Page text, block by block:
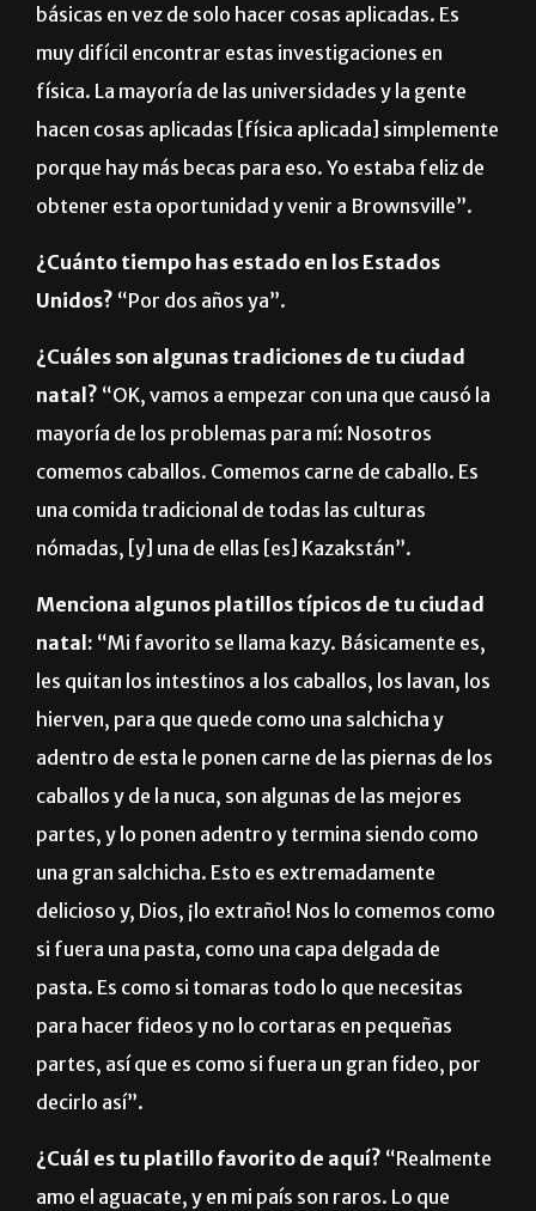
básicas en vez de solo hacer cosas aplicadas. Es
muy difícil encontrar estas investigaciones en
física. La mayoría de las universidades y la gente
hacen cosas aplicadas [física aplicada] simplemente
porque hay más becas para eso. Yo estaba feliz de
obtener esta oportunidad y venir a Brownsville”.
¿Cuánto tiempo has estado en los Estados
Unidos? “Por dos años ya”.
¿Cuáles son algunas tradiciones de tu ciudad
natal? “OK, vamos a empezar con una que causó la
mayoría de los problemas para mí: Nosotros
comemos caballos. Comemos carne de caballo. Es
una comida tradicional de todas las culturas
nómadas, [y] una de ellas [es] Kazakstán”.
Menciona algunos platillos típicos de tu ciudad
natal: “Mi favorito se llama kazy. Básicamente es,
les quitan los intestinos a los caballos, los lavan, los
hierven, para que quede como una salchicha y
adentro de esta le ponen carne de las piernas de los
caballos y de la nuca, son algunas de las mejores
partes, y lo ponen adentro y termina siendo como
una gran salchicha. Esto es extremadamente
delicioso y, Dios, ¡lo extraño! Nos lo comemos como
si fuera una pasta, como una capa delgada de
pasta. Es como si tomaras todo lo que necesitas
para hacer fideos y no lo cortaras en pequeñas
partes, así que es como si fuera un gran fideo, por
decirlo así”.
¿Cuál es tu platillo favorito de aquí? “Realmente
amo el aguacate, y en mi país son raros. Lo que